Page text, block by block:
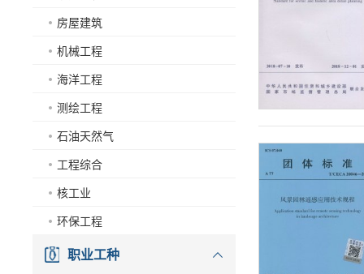
房屋建筑
机械工程
海洋工程
测绘工程
石油天然气
工程综合
核工业
环保工程
职业工种